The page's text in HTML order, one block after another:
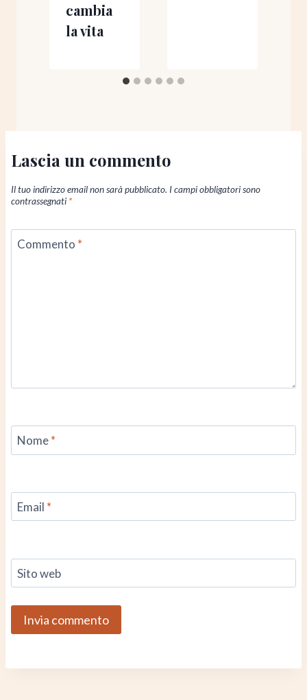
cambia
la vita
Lascia un commento
Il tuo indirizzo email non sarà pubblicato. I campi obbligatori sono
contrassegnati *
Commento *
Nome*
Email *
Sito web